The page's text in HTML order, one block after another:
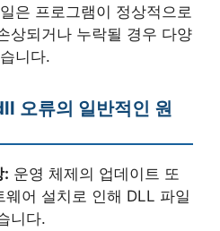
은 프로그램이 정상적으로
상되거나 누락될 경우 다양
니다.
류의 일반적인 원
: 운영 체제의 업데이트 또
웨어 설치로 인해 DLL 파일
니다.